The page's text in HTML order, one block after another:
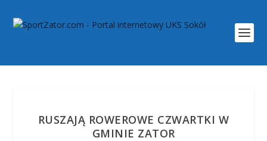
RUSZAJĄ ROWEROWE CZWARTKI W
GMINIE ZATOR